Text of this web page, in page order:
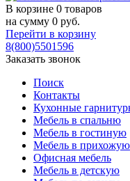
В корзине 0 товаров
на сумму 0 руб.
Перейти в корзину
8(800)5501596
Заказать звонок
Поиск
Контакты
Кухонные
Мебель в спальню
Мебель в гостиную
Мебель в прихожую
Офисная мебель
Мебель в детскую